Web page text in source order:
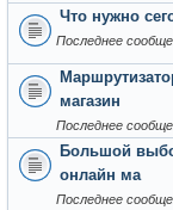
Что нужно
Последнее
магазин
Последнее
Большой
онлайн ма
Последнее